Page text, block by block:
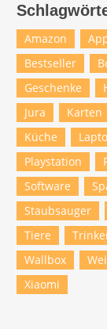
Amazon
Bestseller
Geschenke
Jura
Karten
Küche
Playstation
Software
Staubsauger
Tiere
Wallbox
Xiaomi